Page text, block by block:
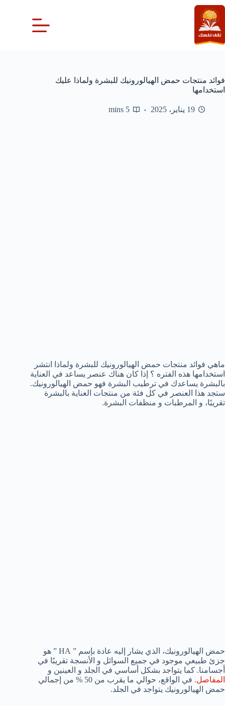
التجاوز
إلى
المحتوى
فوائد منتجات حمض الهيالورونيك للبشرة ولماذا عليك
استخدامها
19 يناير، 2025 5 mins
ماهي فوائد منتجات حمض الهيالورونيك للبشرة ولماذا انتشر
استخدامها هذه الفتره ؟ إذا كان هناك عنصر يساعد في العناية
بالبشرة يساعدك في ترطيب البشرة فهو حمض الهيالورونيك.
ستجد هذا العنصر في كل فئة من منتجات العناية بالبشرة
تقريبًا، و المرطبات و منظفات البشرة.
حمض الهيالورونيك، الذي يشار إليه عادة بإسم ” HA ” هو
جزئ طبيعي موجود في جميع السوائل و الأنسجة تقريبًا في
أجسامنا. كما يتواجد بشكل أساسي في الجلد و العينين و
المفاصل
. في الواقع، حوالي ما يقرب من 50 % من إجمالي
حمض الهيالورونيك يتواجد في الجلد.